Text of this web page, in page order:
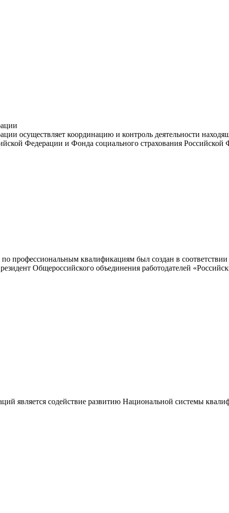
осуществляет координацию и контроль деятельности
Федерации и Фонда социального страхования Российской
профессиональным квалификациям был создан в
Общероссийского объединения работодателей
является содействие развитию Национальной системы